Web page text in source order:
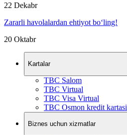
22 Dekabr
Zararli havolalardan ehtiyot bo‘ling!
20 Oktabr
Kartalar
TBC Salom
TBC Virtual
TBC Visa Virtual
TBC Osmon kredit kartasi
Biznes uchun xizmatlar